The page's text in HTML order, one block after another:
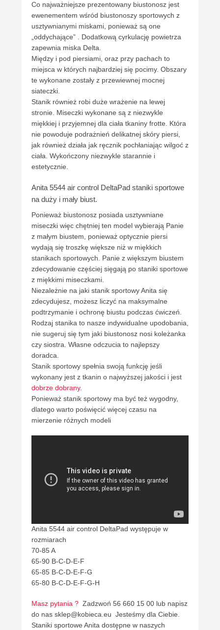
Co najważniejsze prezentowany biustonosz jest
ewenementem wśród biustonoszy sportowych z
usztywnianymi miskami, ponieważ są one
„oddychające” . Dodatkową cyrkulację powietrza
zapewnia miska Delta.
Między i pod piersiami, oraz przy pachach to
miejsca w których najbardziej się pocimy. Obszary
te wykonane zostały z przewiewnej mocnej
siateczki.
Stanik również robi duże wrażenie na lewej
stronie. Miseczki wykonane są z niezwykle
miękkiej i przyjemnej dla ciała tkaniny frotte. Która
nie powoduje podrażnień delikatnej skóry piersi,
jak również działa jak ręcznik pochłaniając wilgoć z
ciała. Wykończony niezwykle starannie i
estetycznie.
Anita 5544 air control DeltaPad staniki sportowe
na duży i mały biust.
Ponieważ biustonosz posiada usztywniane
miseczki więc chętniej ten model wybierają Panie
z małym biustem, ponieważ optycznie piersi
wydają się troszkę większe niż w miękkich
stanikach sportowych. Panie z większym biustem
zdecydowanie częściej sięgają po staniki sportowe
z miękkimi miseczkami.
Niezależnie na jaki stanik sportowy Anita się
zdecydujesz, możesz liczyć na maksymalne
podtrzymanie i ochronę biustu podczas ćwiczeń.
Rodzaj stanika to nasze indywidualne upodobania,
nie sugeruj się tym jaki biustonosz nosi koleżanka
czy siostra. Własne odczucia to najlepszy
doradca.
Stanik sportowy spełnia swoją funkcję jeśli
wykonany jest z tkanin o najwyższej jakości i jest
dobrze dobrany.
Ponieważ stanik sportowy ma być też wygodny,
dlatego warto poświęcić więcej czasu na
mierzenie różnych modeli
Anita 5544 air control DeltaPad występuje w
rozmiarach
70-85 A
65-90 B-C-D-E-F
65-85 B-C-D-E-F-G
65-80 B-C-D-E-F-G-H
Masz pytania ? Zadzwoń 56 660 15 00 lub napisz
do nas sklep@kobieca.eu Jesteśmy dla Ciebie.
Staniki sportowe Anita dostępne w naszych